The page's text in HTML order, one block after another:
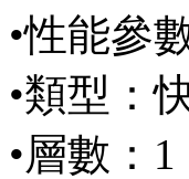
•性能參
•類型：
•層數：1